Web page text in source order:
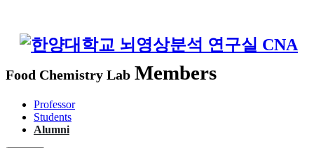
Food Chemistry Lab Members
Professor
Students
Alumni